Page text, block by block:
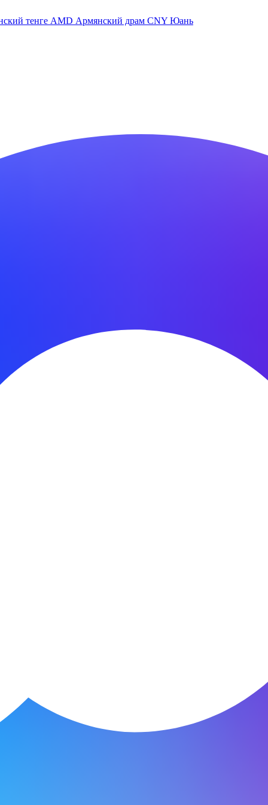
тенге AMD Армянский драм CNY Юань